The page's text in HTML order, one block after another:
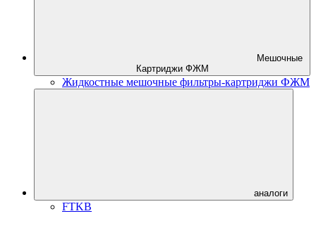
Картриджи ФЖМ
Жидкостные мешочные фильтры-картриджи ФЖМ
аналоги
FTKB